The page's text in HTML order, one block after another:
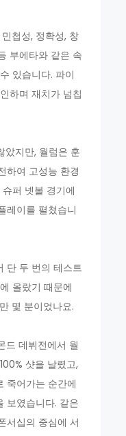
첩성, 정확성, 창
부에타와 같은 속
있습니다. 파이
하며 재치가 넘칩
았지만, 월럼은 훈
하여 고성능 환경
퍼 넷볼 경기에
레이를 펼쳤습니
단 두 번의 테스트
올랐기 때문에
몇 분이었나요.
드 데뷔전에서 월
샷을 날렸고,
죽어가는 순간에
보였습니다. 같은
서십의 중심에 서